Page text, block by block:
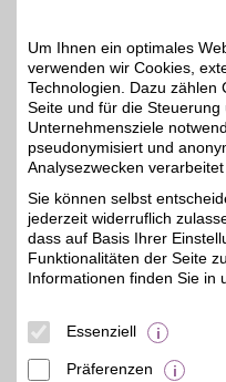
5% Direktabzug
35,5 km
Kinderland
Um Ihnen ein optimales
verwenden wir Cookies,
Technologien. Dazu zählen
Seite und für die
Unternehmensziele
pseudonymisiert und
Analysezwecken verarbeitet
Sie können selbst
jederzeit widerruflich
dass auf Basis Ihrer
Funktionalitäten der Seite
Informationen finden Sie in
Essenziell
Präferenzen